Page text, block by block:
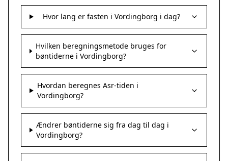
Hvor lang er fasten i Vordingborg i dag?
Hvilken beregningsmetode bruges for
bøntiderne i Vordingborg?
Hvordan beregnes Asr-tiden i
Vordingborg?
Ændrer bøntiderne sig fra dag til dag i
Vordingborg?